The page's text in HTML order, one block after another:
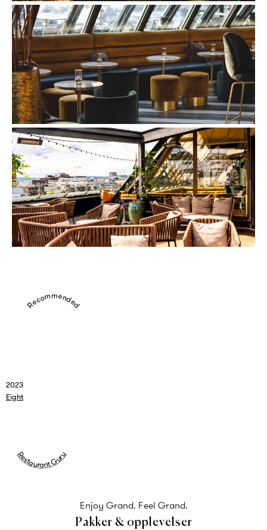
Recommended
2023
Eight
Restaurant Guru
Enjoy Grand. Feel Grand.
Pakker & opplevelser